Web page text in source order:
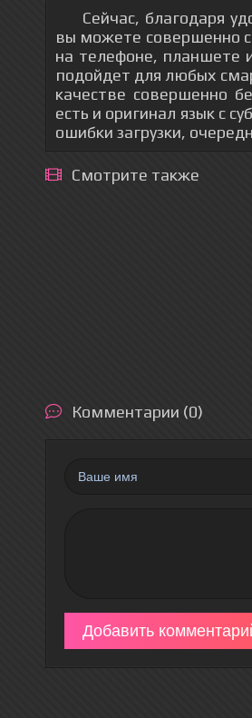
Сейчас, благодаря
вы можете совершенно
на телефоне, планшете
подойдет для любых
качестве совершенно
есть и оригинал язык с
ошибки загрузки,
Смотрите также
Комментарии (0)
Добавить